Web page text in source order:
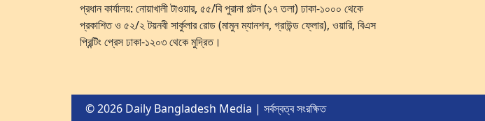
প্রধান কার্যালয়: নোয়াখালী টাওয়ার, ৫৫/বি পুরানা পল্টন (১৭ তলা) ঢাকা-১০০০ থেকে
প্রকাশিত ও ৫২/২ টয়নবী সার্কুলার রোড (মামুন ম্যানশন, গ্রাউন্ড ফ্লোর), ওয়ারি, বিএস
প্রিন্টিং প্রেস ঢাকা-১২০৩ থেকে মুদ্রিত।
© 2026 Daily Bangladesh Media | সর্বস্বত্ব সংরক্ষিত